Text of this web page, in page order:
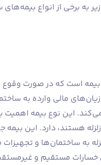
به برخی از انواع
بیمه است که در صورت وقوع
زیان‌های مالی وارده به
این نوع بیمه اهمیت
هستند، دارد. این
به ساختمان‌ها و تجهیزات
مستقیم و غیرمستقیم